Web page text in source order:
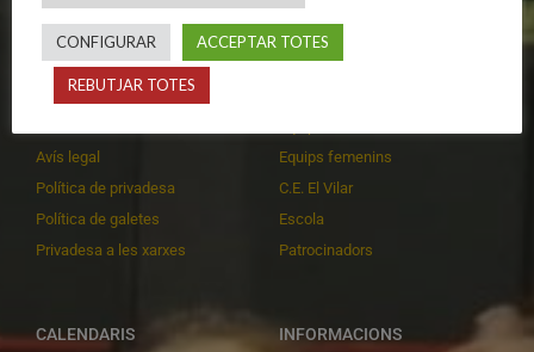
Història
Organització
Avís legal
Política de privadesa
Política de galetes
Privadesa a les xarxes
Primer equip masculí
Equips femenins
C.E. El Vilar
Escola
Patrocinadors
CALENDARIS INFORMACIONS
CONFIGURAR ACCEPTAR TOTES
REBUTJAR TOTES